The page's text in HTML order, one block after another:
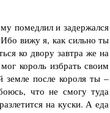
помедлил и задержался
вижу я, как сильно ты
ко двору завтра же на
король избрать своим
земле после короля ты –
что не смогу туда
на куски. А еда